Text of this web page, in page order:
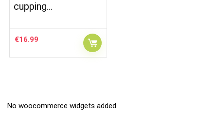
cupping…
€16.99
No woocommerce widgets added